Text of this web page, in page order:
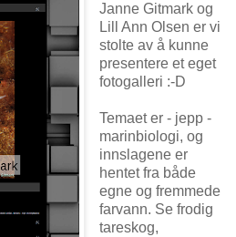
Janne Gitmark og
Lill Ann Olsen er vi
stolte av å kunne
presentere et eget
fotogalleri :-D
Temaet er - jepp -
marinbiologi, og
innslagene er
hentet fra både
egne og fremmede
farvann. Se frodig
tareskog,